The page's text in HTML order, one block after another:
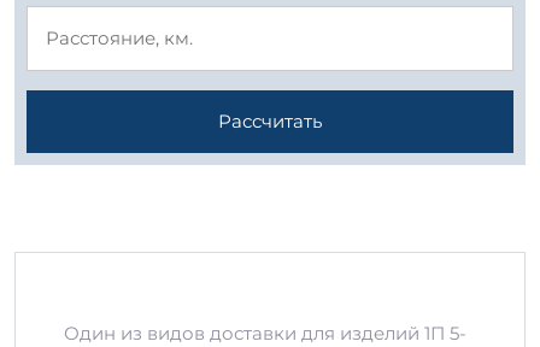
Рассчитать
Один из видов доставки для изделий 1П 5-